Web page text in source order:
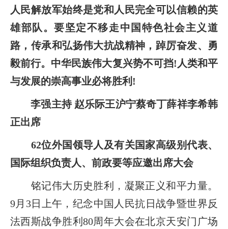
人民解放军始终是党和人民完全可以信赖的英
雄部队。要坚定不移走中国特色社会主义道
路，传承和弘扬伟大抗战精神，踔厉奋发、勇
毅前行。中华民族伟大复兴势不可挡!人类和平
与发展的崇高事业必将胜利!
李强主持 赵乐际王沪宁蔡奇丁薛祥李希韩
正出席
62位外国领导人及有关国家高级别代表、
国际组织负责人、前政要等应邀出席大会
铭记伟大历史胜利，凝聚正义和平力量。
9月3日上午，纪念中国人民抗日战争暨世界反
法西斯战争胜利80周年大会在北京天安门广场